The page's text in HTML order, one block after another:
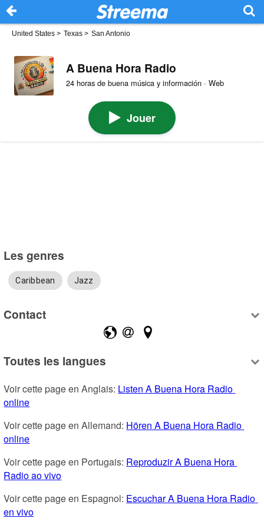
United States > Texas > San Antonio
A Buena Hora Radio
24 horas de buena música y información · Web
Jouer
Les genres
Caribbean Jazz
Contact
Toutes les langues
Voir cette page en Anglais: Listen A Buena Hora Radio
online
Voir cette page en Allemand: Hören A Buena Hora Radio
online
Voir cette page en Portugais: Reproduzir A Buena Hora
Radio ao vivo
Voir cette page en Espagnol: Escuchar A Buena Hora Radio
en vivo